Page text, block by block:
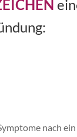
nach ein